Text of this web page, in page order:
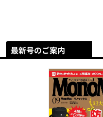
最新号のご案内